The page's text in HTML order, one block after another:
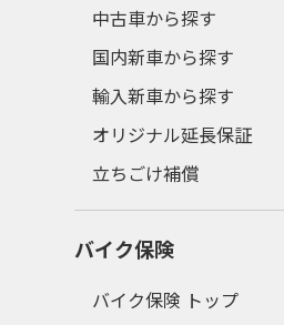
中古車から探す
国内新車から探す
輸入新車から探す
オリジナル延長保証
立ちごけ補償
バイク保険
バイク保険 トップ